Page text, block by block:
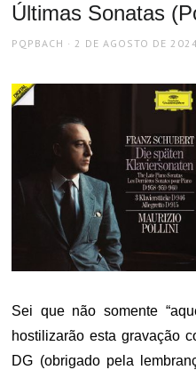
Últimas Sonatas
AUTHOR
PQPBACH
POSTED
2 DE AGOSTO DE
Sei que não somente
hostilizarão esta gravação
DG (obrigado pela